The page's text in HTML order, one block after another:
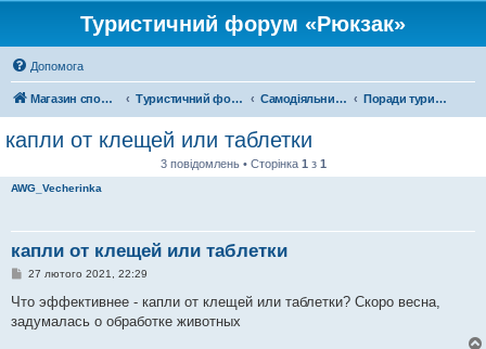
Туристичний форум «Рюкзак»
Допомога
Магазин спорядження Туристичний форум «Рюкзак» Самодіяльний туризм Поради туристам
капли от клещей или таблетки
3 повідомлень • Сторінка 1 з 1
AWG_Vecherinka
капли от клещей или таблетки
П
в
д
27 лютого 2021, 22:29
Что эффективнее - капли от клещей или таблетки? Скоро весна,
задумалась о обработке животных